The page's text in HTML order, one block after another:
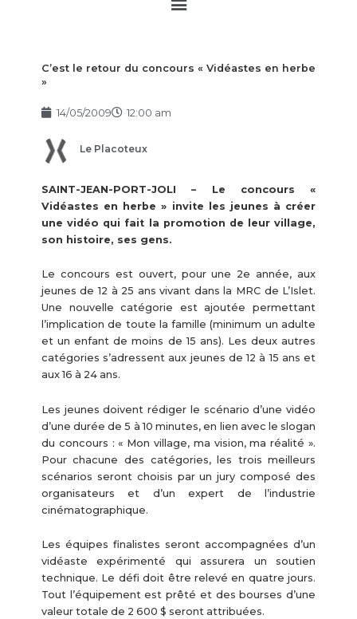
C’est le retour du concours « Vidéastes en herbe
»
14/05/2009 12:00 am
Le Placoteux
SAINT-JEAN-PORT-JOLI – Le concours «
Vidéastes en herbe » invite les jeunes à créer
une vidéo qui fait la promotion de leur village,
son histoire, ses gens.
Le concours est ouvert, pour une 2e année, aux
jeunes de 12 à 25 ans vivant dans la MRC de L’Islet.
Une nouvelle catégorie est ajoutée permettant
l’implication de toute la famille (minimum un adulte
et un enfant de moins de 15 ans). Les deux autres
catégories s’adressent aux jeunes de 12 à 15 ans et
aux 16 à 24 ans.
Les jeunes doivent rédiger le scénario d’une vidéo
d’une durée de 5 à 10 minutes, en lien avec le slogan
du concours : « Mon village, ma vision, ma réalité ».
Pour chacune des catégories, les trois meilleurs
scénarios seront choisis par un jury composé des
organisateurs et d’un expert de l’industrie
cinématographique.
Les équipes finalistes seront accompagnées d’un
vidéaste expérimenté qui assurera un soutien
technique. Le défi doit être relevé en quatre jours.
Tout l’équipement est prêté et des bourses d’une
valeur totale de 2 600 $ seront attribuées.